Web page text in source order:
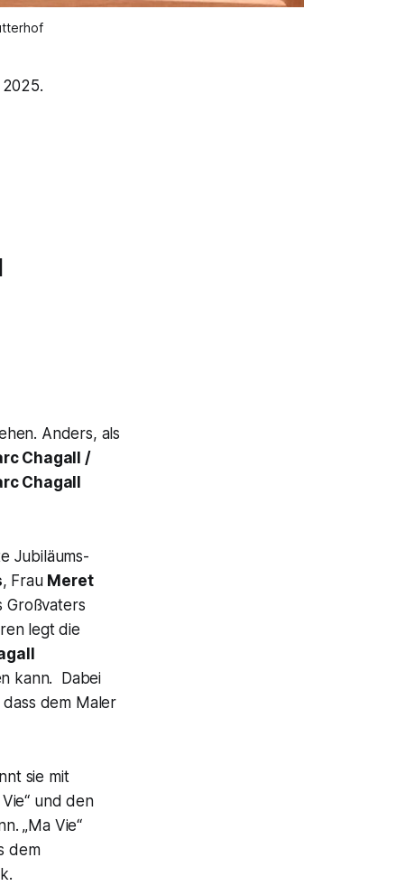
Anders, als
Chagall /
Chagall
Jubiläums-
, Frau Meret
Großvaters
legt die
kann. Dabei
dem Maler
sie mit
und den
„Ma Vie“
dem